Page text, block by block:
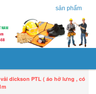
sản phẩm
dickson PTL ( áo hở lưng , có